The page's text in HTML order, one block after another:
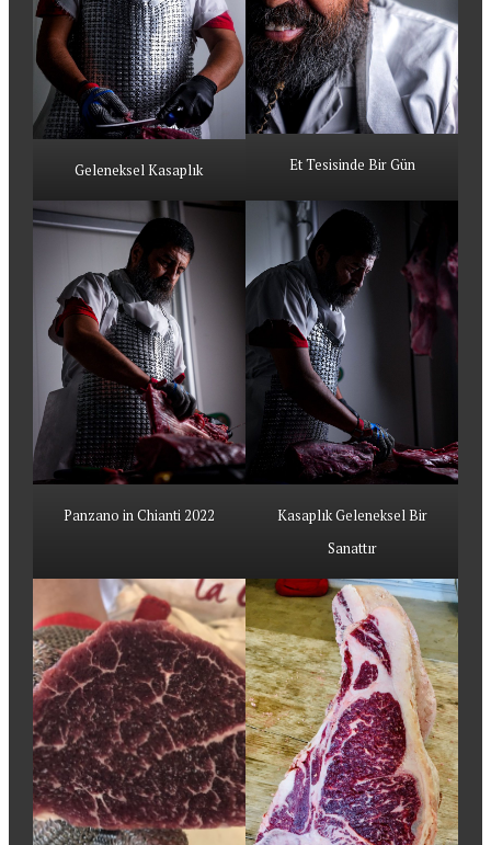
Geleneksel Kasaplık Et Tesisinde Bir Gün
Panzano in Chianti 2022
Kasaplık Geleneksel Bir
Sanattır